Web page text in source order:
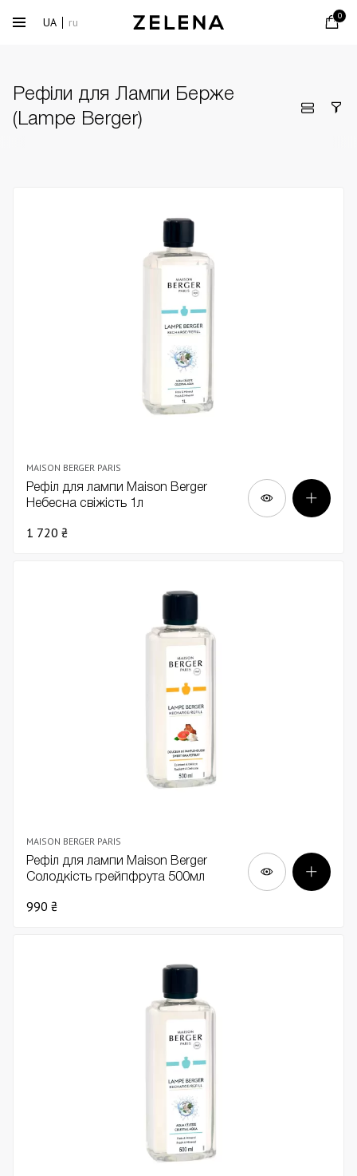
UA ru 0
Рефіли для Лампи Берже
(Lampe Berger)
MAISON BERGER PARIS
Рефіл для лампи Maison Berger
Небесна свіжість 1л
1 720 ₴
MAISON BERGER PARIS
Рефіл для лампи Maison Berger
Солодкість грейпфрута 500мл
990 ₴